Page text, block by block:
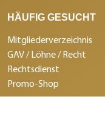
HÄUFIG GESUCHT
Mitgliederverzeichnis
GAV / Löhne / Recht
Rechtsdienst
Promo-Shop